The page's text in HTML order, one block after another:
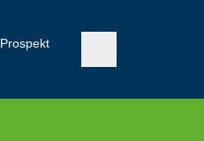
Prospekt